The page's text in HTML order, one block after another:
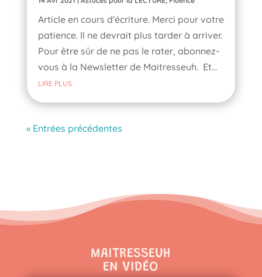
Article en cours d'écriture. Merci pour votre
patience. Il ne devrait plus tarder à arriver.
Pour être sûr de ne pas le rater, abonnez-
vous à la Newsletter de Maitresseuh. Et...
LIRE PLUS
« Entrées précédentes
MAITRESSEUH
EN VIDÉO